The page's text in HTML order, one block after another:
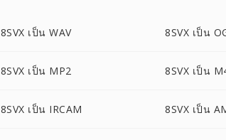
8SVX เป็น WAV 8SVX เป็น
8SVX เป็น MP2 8SVX เป็น
8SVX เป็น IRCAM 8SVX เป็น